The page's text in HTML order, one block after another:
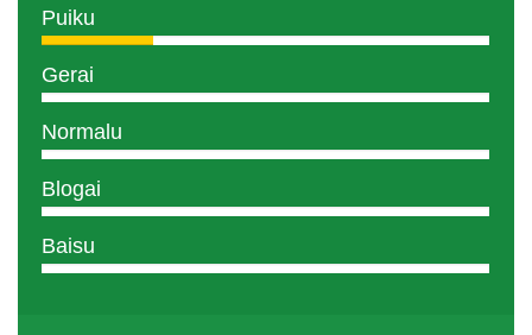
Puiku
Gerai
Normalu
Blogai
Baisu